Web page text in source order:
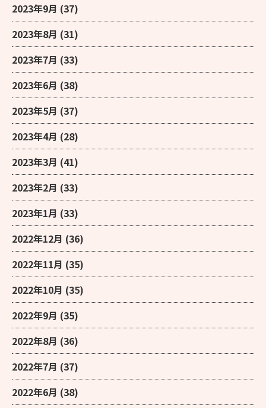
2023年9月 (37)
2023年8月 (31)
2023年7月 (33)
2023年6月 (38)
2023年5月 (37)
2023年4月 (28)
2023年3月 (41)
2023年2月 (33)
2023年1月 (33)
2022年12月 (36)
2022年11月 (35)
2022年10月 (35)
2022年9月 (35)
2022年8月 (36)
2022年7月 (37)
2022年6月 (38)